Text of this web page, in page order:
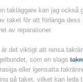
takläggare kan jag också
taket för att förlänga dess
av reparationer.
är det viktigt att rensa
som en slags
eller igensatta
på taket, vilket kan leda